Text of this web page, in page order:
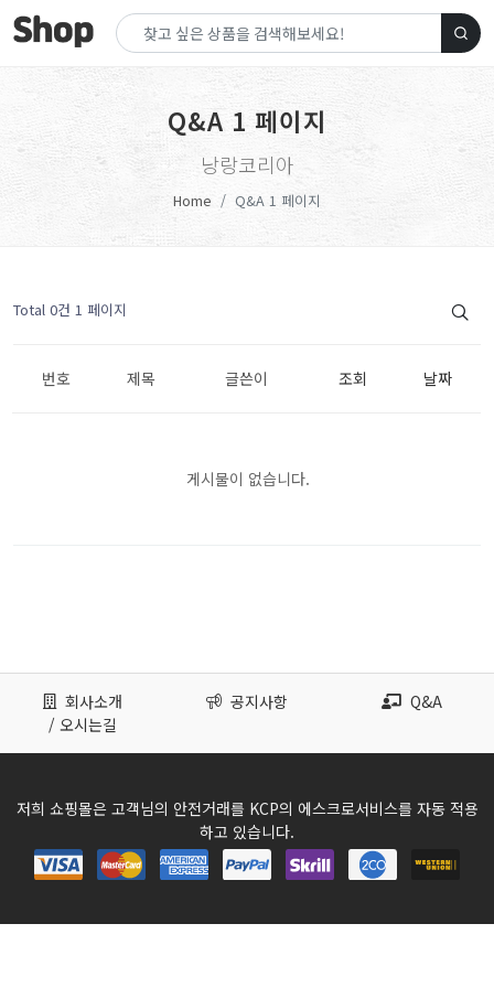
Q&A 1 페이지
낭랑코리아
Home Q&A 1 페이지
Total 0건 1 페이지
번호 제목 글쓴이 조회 날짜
게시물이 없습니다.
회사소개
/ 오시는길
공지사항 Q&A
저희 쇼핑몰은 고객님의 안전거래를 KCP의 에스크로서비스를 자동 적용
하고 있습니다.